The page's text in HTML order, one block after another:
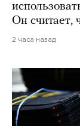
Он считает,
2 часа назад